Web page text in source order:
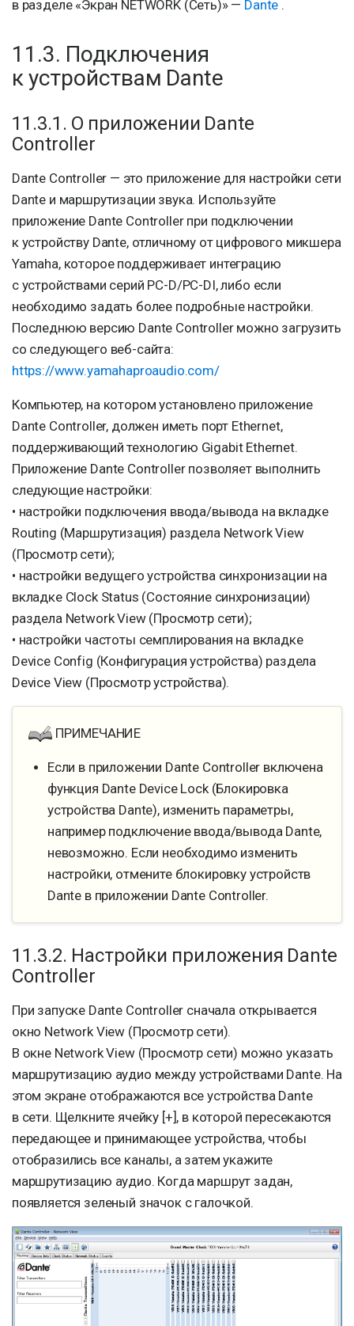
в разделе «Экран NETWORK (Сеть)» — Dante .
11.3. Подключения
к устройствам Dante
11.3.1. О приложении Dante
Controller
Dante Controller — это приложение для настройки сети
Dante и маршрутизации звука. Используйте
приложение Dante Controller при подключении
к устройству Dante, отличному от цифрового микшера
Yamaha, которое поддерживает интеграцию
с устройствами серий PC-D/PC-DI, либо если
необходимо задать более подробные настройки.
Последнюю версию Dante Controller можно загрузить
со следующего веб-сайта:
https://www.yamahaproaudio.com/
Компьютер, на котором установлено приложение
Dante Controller, должен иметь порт Ethernet,
поддерживающий технологию Gigabit Ethernet.
Приложение Dante Controller позволяет выполнить
следующие настройки:
• настройки подключения ввода/вывода на вкладке
Routing (Маршрутизация) раздела Network View
(Просмотр сети);
• настройки ведущего устройства синхронизации на
вкладке Clock Status (Состояние синхронизации)
раздела Network View (Просмотр сети);
• настройки частоты семплирования на вкладке
Device Config (Конфигурация устройства) раздела
Device View (Просмотр устройства).
ПРИМЕЧАНИЕ
Если в приложении Dante Controller включена
функция Dante Device Lock (Блокировка
устройства Dante), изменить параметры,
например подключение ввода/вывода Dante,
невозможно. Если необходимо изменить
настройки, отмените блокировку устройств
Dante в приложении Dante Controller.
11.3.2. Настройки приложения Dante
Controller
При запуске Dante Controller сначала открывается
окно Network View (Просмотр сети).
В окне Network View (Просмотр сети) можно указать
маршрутизацию аудио между устройствами Dante. На
этом экране отображаются все устройства Dante
в сети. Щелкните ячейку [+], в которой пересекаются
передающее и принимающее устройства, чтобы
отобразились все каналы, а затем укажите
маршрутизацию аудио. Когда маршрут задан,
появляется зеленый значок с галочкой.